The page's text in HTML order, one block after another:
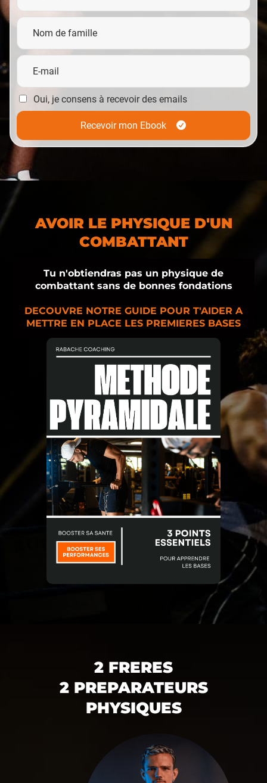
Oui, je consens à recevoir des emails
Recevoir mon Ebook
AVOIR LE PHYSIQUE D'UN
COMBATTANT
Tu n'obtiendras pas un physique de
combattant sans de bonnes fondations
DECOUVRE NOTRE GUIDE POUR T'AIDER A
METTRE EN PLACE LES PREMIERES BASES
2 FRERES
2 PREPARATEURS
PHYSIQUES